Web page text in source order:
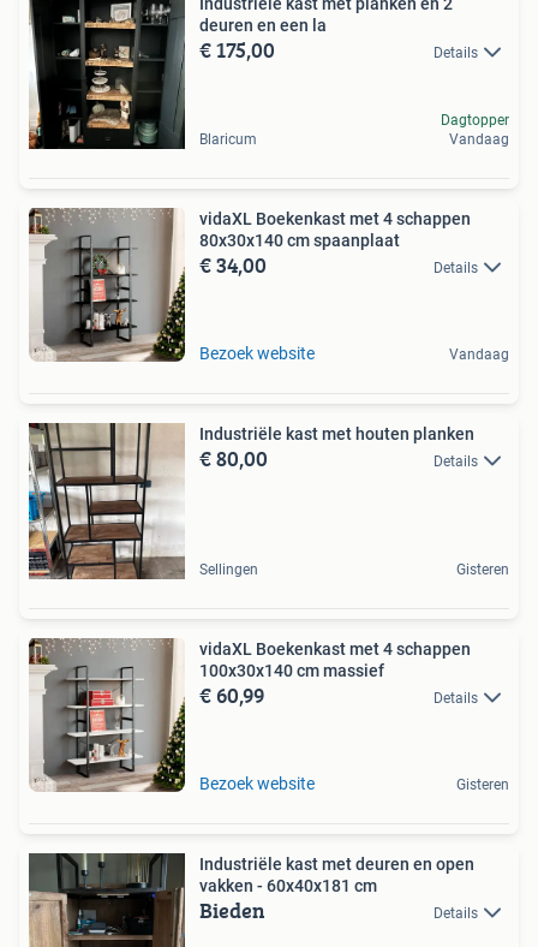
deuren en een la
€ 175,00 Details
Blaricum
Dagtopper
Vandaag
vidaXL Boekenkast met 4 schappen
80x30x140 cm spaanplaat
€ 34,00 Details
Bezoek website Vandaag
Industriële kast met houten planken
€ 80,00 Details
Sellingen Gisteren
vidaXL Boekenkast met 4 schappen
100x30x140 cm massief
€ 60,99 Details
Bezoek website Gisteren
Industriële kast met deuren en open
vakken - 60x40x181 cm
Bieden Details